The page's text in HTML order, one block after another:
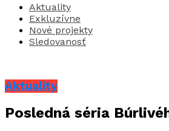
Aktuality
Exkluzívne
Nové projekty
Sledovanosť
Aktuality
Posledná séria